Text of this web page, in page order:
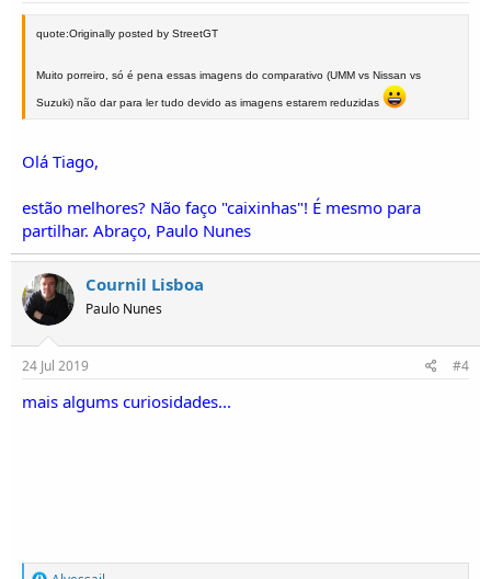
quote:Originally posted by StreetGT
Muito porreiro, só é pena essas imagens do comparativo (UMM vs Nissan vs
Suzuki) não dar para ler tudo devido as imagens estarem reduzidas
Olá Tiago,
estão melhores? Não faço "caixinhas"! É mesmo para
partilhar. Abraço, Paulo Nunes
Cournil Lisboa
Paulo Nunes
24 Jul 2019 #4
mais algums curiosidades...